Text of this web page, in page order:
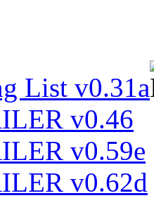
List v0.31a
v0.46
v0.59e
v0.62d